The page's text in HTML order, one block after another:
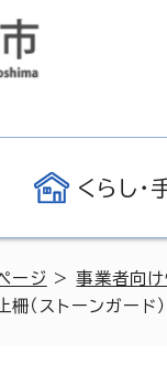
くらし・
ージ >事業者向け
（ストーンガード